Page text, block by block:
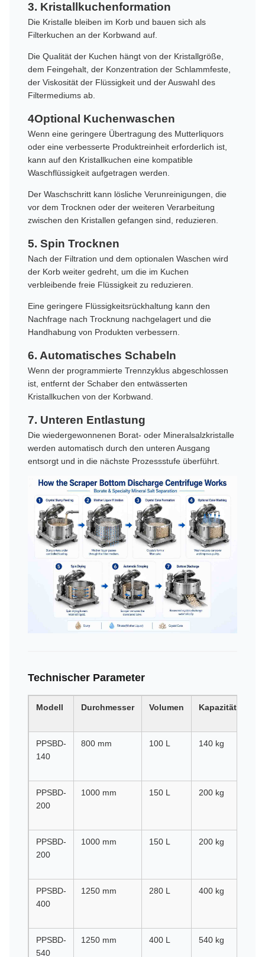
3. Kristallkuchenformation
Die Kristalle bleiben im Korb und bauen sich als
Filterkuchen an der Korbwand auf.
Die Qualität der Kuchen hängt von der Kristallgröße,
dem Feingehalt, der Konzentration der Schlammfeste,
der Viskosität der Flüssigkeit und der Auswahl des
Filtermediums ab.
4Optional Kuchenwaschen
Wenn eine geringere Übertragung des Mutterliquors
oder eine verbesserte Produktreinheit erforderlich ist,
kann auf den Kristallkuchen eine kompatible
Waschflüssigkeit aufgetragen werden.
Der Waschschritt kann lösliche Verunreinigungen, die
vor dem Trocknen oder der weiteren Verarbeitung
zwischen den Kristallen gefangen sind, reduzieren.
5. Spin Trocknen
Nach der Filtration und dem optionalen Waschen wird
der Korb weiter gedreht, um die im Kuchen
verbleibende freie Flüssigkeit zu reduzieren.
Eine geringere Flüssigkeitsrückhaltung kann den
Nachfrage nach Trocknung nachgelagert und die
Handhabung von Produkten verbessern.
6. Automatisches Schabeln
Wenn der programmierte Trennzyklus abgeschlossen
ist, entfernt der Schaber den entwässerten
Kristallkuchen von der Korbwand.
7. Unteren Entlastung
Die wiedergewonnenen Borat- oder Mineralsalzkristalle
werden automatisch durch den unteren Ausgang
entsorgt und in die nächste Prozessstufe überführt.
Technischer Parameter
Modell Durchmesser Volumen Kapazität
PPSBD-
140
800 mm 100 L 140 kg
PPSBD-
200
1000 mm 150 L 200 kg
PPSBD-
200
1000 mm 150 L 200 kg
PPSBD-
400
1250 mm 280 L 400 kg
PPSBD-
540
1250 mm 400 L 540 kg